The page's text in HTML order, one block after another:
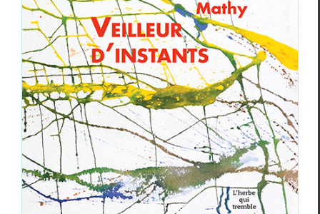
Philippe Mathy,Veilleur d’instants
Philippe Mathy